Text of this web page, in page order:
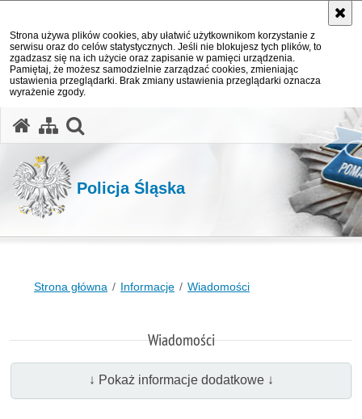
Strona używa plików cookies, aby ułatwić użytkownikom korzystanie z
serwisu oraz do celów statystycznych. Jeśli nie blokujesz tych plików, to
zgadzasz się na ich użycie oraz zapisanie w pamięci urządzenia.
Pamiętaj, że możesz samodzielnie zarządzać cookies, zmieniając
ustawienia przeglądarki. Brak zmiany ustawienia przeglądarki oznacza
wyrażenie zgody.
Policja Śląska
Strona główna Informacje Wiadomości
Wiadomości
↓ Pokaż informacje dodatkowe ↓